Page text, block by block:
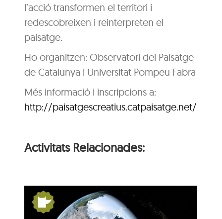
l’acció transformen el territori i
redescobreixen i reinterpreten el
paisatge.
Ho organitzen: Observatori del Paisatge
de Catalunya i Universitat Pompeu Fabra
Més informació i inscripcions a:
http://paisatgescreatius.catpaisatge.net/
Activitats Relacionades: